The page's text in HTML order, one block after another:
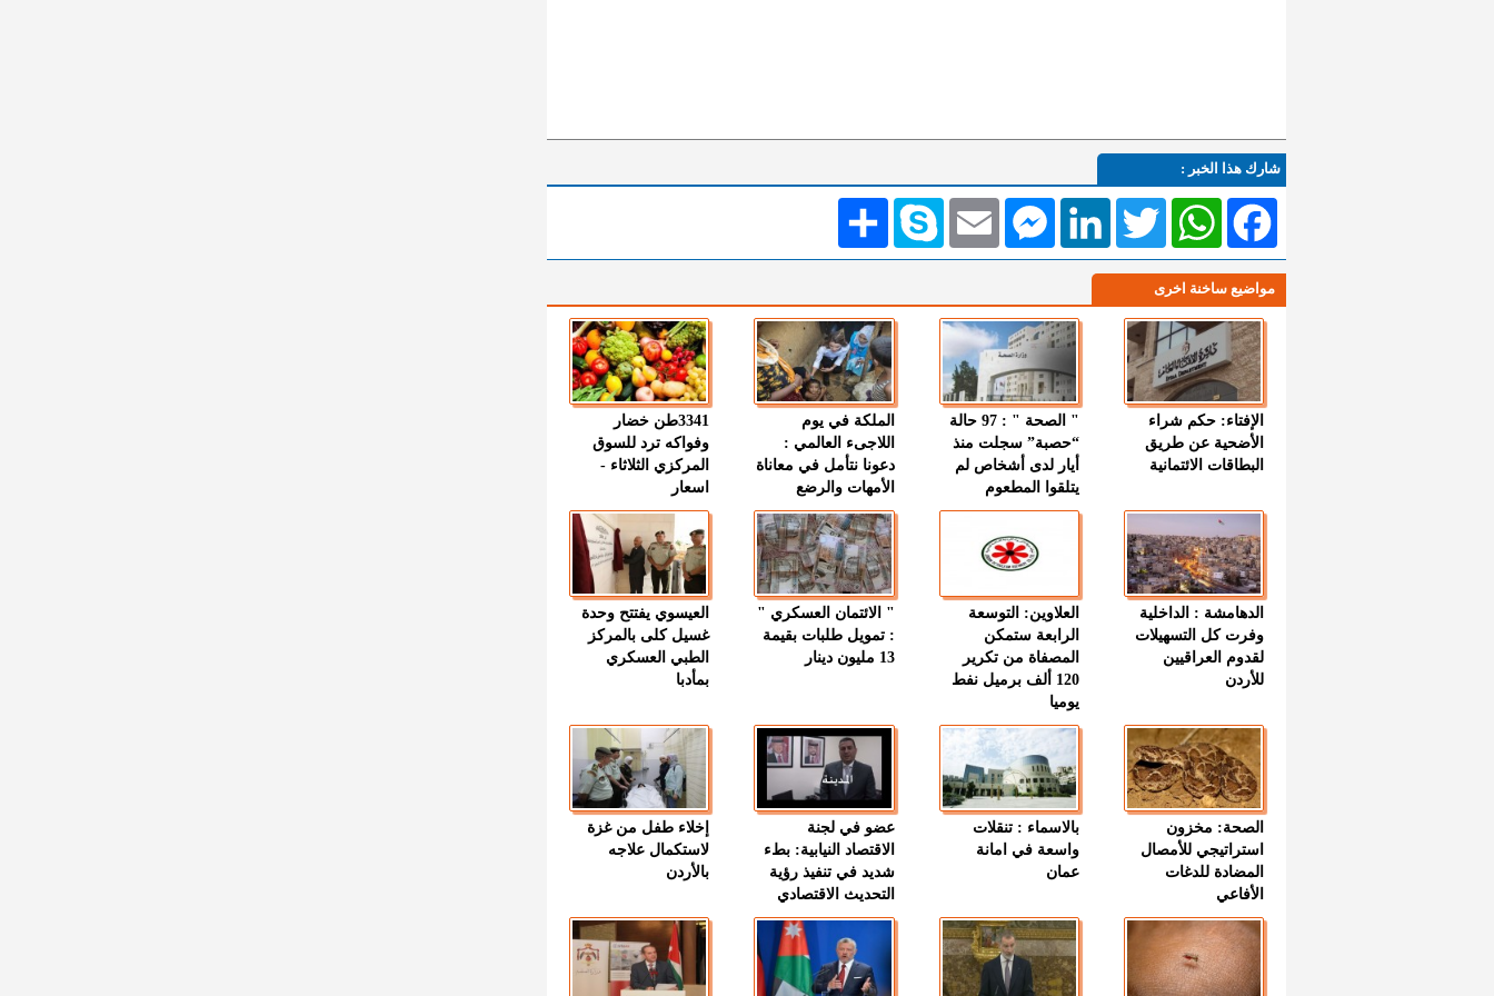
شارك هذا الخبر :
انشر Skype EmailMessengerLinkedIn TwitterWhatsAppFacebook
مواضيع ساخنة اخرى
الإفتاء: حكم شراء
الأضحية عن طريق
البطاقات الائتمانية
" الصحة " : 97 حالة
“حصبة” سجلت منذ
أيار لدى أشخاص لم
يتلقوا المطعوم
الملكة في يوم
اللاجىء العالمي :
دعونا نتأمل في معاناة
الأمهات والرضع
3341طن خضار
وفواكه ترد للسوق
المركزي الثلاثاء -
اسعار
الدهامشة : الداخلية
وفرت كل التسهيلات
لقدوم العراقيين
للأردن
العلاوين: التوسعة
الرابعة ستمكن
المصفاة من تكرير
120 ألف برميل نفط
يوميا
" الائتمان العسكري "
: تمويل طلبات بقيمة
13 مليون دينار
العيسوي يفتتح وحدة
غسيل كلى بالمركز
الطبي العسكري
بمأدبا
الصحة: مخزون
استراتيجي للأمصال
المضادة للدغات
الأفاعي
بالاسماء : تنقلات
واسعة في امانة
عمان
عضو في لجنة
الاقتصاد النيابية: بطء
شديد في تنفيذ رؤية
التحديث الاقتصادي
إخلاء طفل من غزة
لاستكمال علاجه
بالأردن